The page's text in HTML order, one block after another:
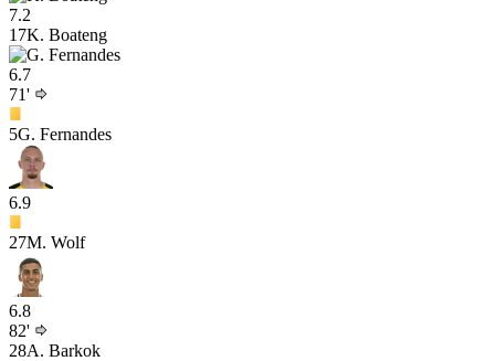
7.2
17K. Boateng
6.7
71'
5G. Fernandes
6.9
27M. Wolf
6.8
82'
28A. Barkok